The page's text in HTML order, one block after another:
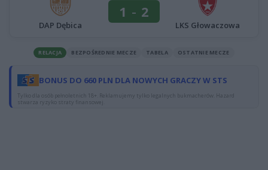
DAP Dębica
1 - 2
LKS Głowaczowa
RELACJA BEZPOŚREDNIE MECZE TABELA OSTATNIE MECZE
BONUS DO 660 PLN DLA NOWYCH GRACZY W STS
Tylko dla osób pełnoletnich 18+. Reklamujemy tylko legalnych bukmacherów. Hazard
stwarza ryzyko straty finansowej.